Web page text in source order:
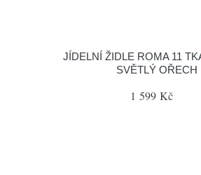
JÍDELNÍ ŽIDLE ROMA 11
SVĚTLÝ OŘECH
1 599 Kč